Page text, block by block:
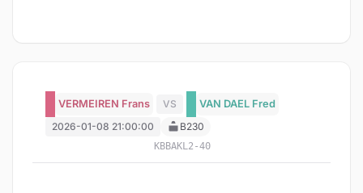
VERMEIREN Frans VS
VAN DAEL Fred
2026-01-08 21:00:00
B230
KBBAKL2-40